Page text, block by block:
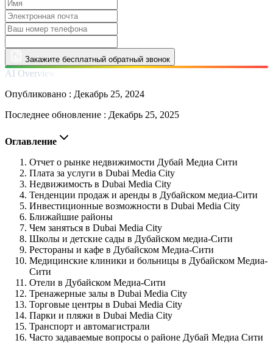
Закажите бесплатный обратный звонок
AI Overview
Опубликовано : Декабрь 25, 2024
Последнее обновление : Декабрь 25, 2025
Оглавление
Отчет о рынке недвижимости Дубай Медиа Сити
Плата за услуги в Dubai Media City
Недвижимость в Dubai Media City
Тенденции продаж и аренды в Дубайском медиа-Сити
Инвестиционные возможности в Dubai Media City
Ближайшие районы
Чем заняться в Dubai Media City
Школы и детские сады в Дубайском медиа-Сити
Рестораны и кафе в Дубайском Медиа-Сити
Медицинские клиники и больницы в Дубайском Медиа-
Сити
Отели в Дубайском Медиа-Сити
Тренажерные залы в Dubai Media City
Торговые центры в Dubai Media City
Парки и пляжи в Dubai Media City
Транспорт и автомагистрали
Часто задаваемые вопросы о районе Дубай Медиа Сити